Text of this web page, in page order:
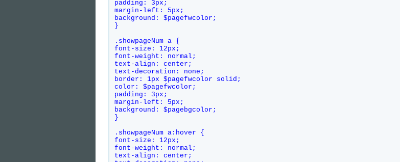
padding: 3px;
margin-left: 5px;
background: $pagefwcolor;
}
.showpageNum a {
font-size: 12px;
font-weight: normal;
text-align: center;
text-decoration: none;
border: 1px $pagefwcolor solid;
color: $pagefwcolor;
padding: 3px;
margin-left: 5px;
background: $pagebgcolor;
}
.showpageNum a:hover {
font-size: 12px;
font-weight: normal;
text-align: center;